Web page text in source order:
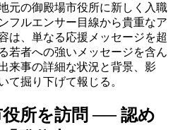
元の御殿場市役所に新しく入職
フルエンサー目線から貴重なア
は、単なる応援メッセージを超
若者への強いメッセージを含ん
来事の詳細な状況と背景、影
て掘り下げて報じる。
所を訪問 ── 認め